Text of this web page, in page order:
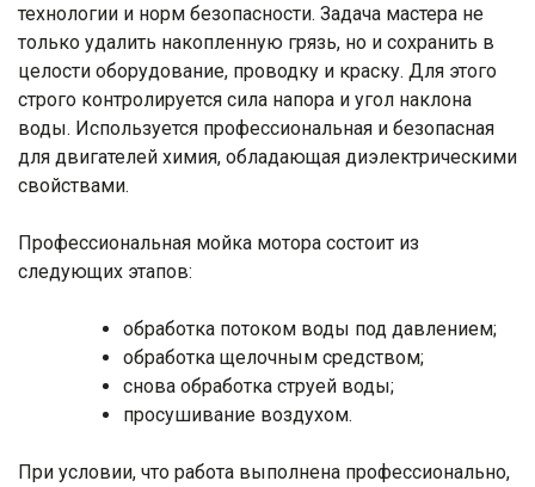
технологии и норм безопасности. Задача мастера не
только удалить накопленную грязь, но и сохранить в
целости оборудование, проводку и краску. Для этого
строго контролируется сила напора и угол наклона
воды. Используется профессиональная и безопасная
для двигателей химия, обладающая диэлектрическими
свойствами.
Профессиональная мойка мотора состоит из
следующих этапов:
обработка потоком воды под давлением;
обработка щелочным средством;
снова обработка струей воды;
просушивание воздухом.
При условии, что работа выполнена профессионально,